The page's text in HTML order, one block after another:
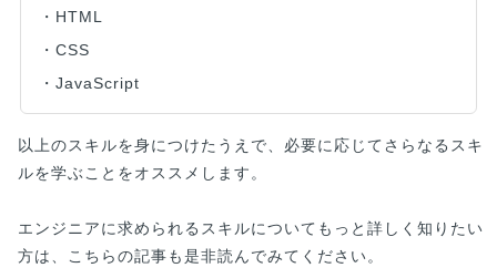
・HTML
・CSS
・JavaScript
以上のスキルを身につけたうえで、必要に応じてさらなるスキ
ルを学ぶことをオススメします。
エンジニアに求められるスキルについてもっと詳しく知りたい
方は、こちらの記事も是非読んでみてください。